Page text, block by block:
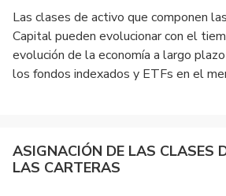
Las clases de activo que componen
Capital pueden evolucionar con el
evolución de la economía a largo
los fondos indexados y ETFs en el
ASIGNACIÓN DE LAS CLASES
LAS CARTERAS